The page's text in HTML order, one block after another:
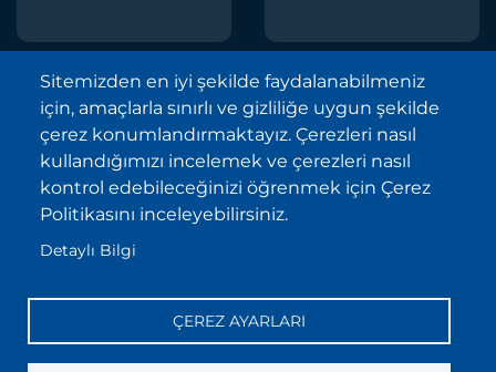
Borsa İstanbul A.Ş. © 2013-2025
Tüm Hakları Saklıdır.
Telif Hakkı ve Çekince İhbarı Bildirimi
Site Haritası
Kişisel Verilerin Korunması (KVKK)
Sıkça Sorulan Sorular
İletişim
Sitemizden en iyi şekilde faydalanabilmeniz
için, amaçlarla sınırlı ve gizliliğe uygun şekilde
çerez konumlandırmaktayız. Çerezleri nasıl
kullandığımızı incelemek ve çerezleri nasıl
kontrol edebileceğinizi öğrenmek için Çerez
Politikasını inceleyebilirsiniz.
Detaylı Bilgi
ÇEREZ AYARLARI